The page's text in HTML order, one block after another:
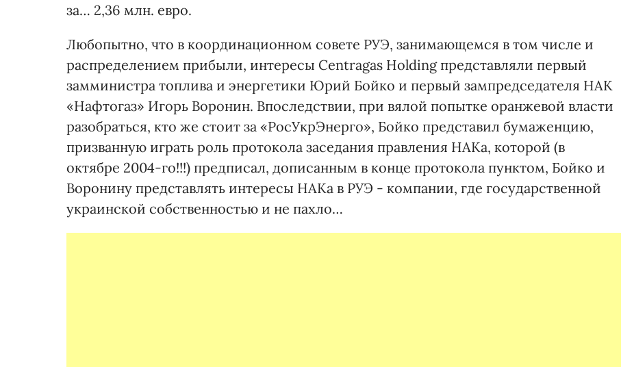
за… 2,36 млн. евро.
Любопытно, что в координационном совете РУЭ, занимающемся в том числе и
распределением прибыли, интересы Centragas Holding представляли первый
замминистра топлива и энергетики Юрий Бойко и первый зампредседателя НАК
«Нафтогаз» Игорь Воронин. Впоследствии, при вялой попытке оранжевой власти
разобраться, кто же стоит за «РосУкрЭнерго», Бойко представил бумаженцию,
призванную играть роль протокола заседания правления НАКа, которой (в
октябре 2004-го!!!) предписал, дописанным в конце протокола пунктом, Бойко и
Воронину представлять интересы НАКа в РУЭ - компании, где государственной
украинской собственностью и не пахло…